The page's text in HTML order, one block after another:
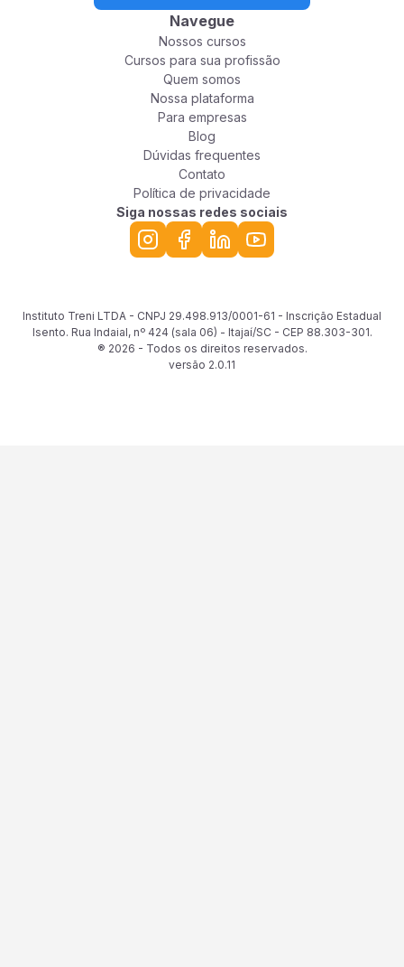
Navegue
Nossos cursos
Cursos para sua profissão
Quem somos
Nossa plataforma
Para empresas
Blog
Dúvidas frequentes
Contato
Política de privacidade
Siga nossas redes sociais
Instituto Treni LTDA - CNPJ 29.498.913/0001-61 - Inscrição Estadual
Isento. Rua Indaial, nº 424 (sala 06) - Itajaí/SC - CEP 88.303-301.
® 2026 - Todos os direitos reservados.
versão 2.0.11